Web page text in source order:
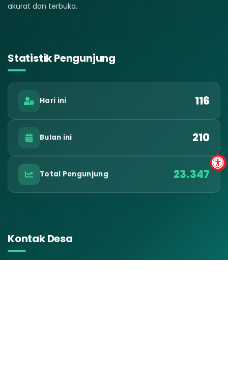
akurat dan terbuka.
Statistik Pengunjung
Hari ini 116
Bulan ini 210
Total Pengunjung 23.347
Kontak Desa